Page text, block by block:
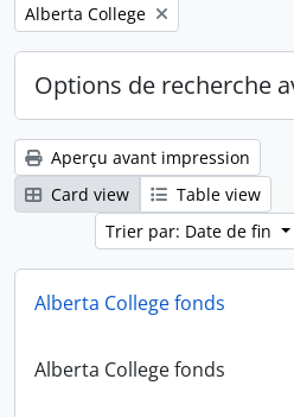
Remove filter:
Alberta College
Options de recherche
Aperçu avant impression
Card view
Table view
Trier par: Date de fin
Alberta College fonds
Alberta College fonds